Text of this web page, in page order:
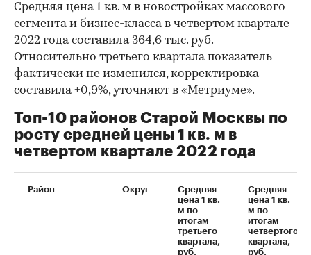
Средняя цена 1 кв. м в новостройках массового
сегмента и бизнес-класса в четвертом квартале
2022 года составила 364,6 тыс. руб.
Относительно третьего квартала показатель
фактически не изменился, корректировка
составила +0,9%, уточняют в «Метриуме».
Топ-10 районов Старой Москвы по
росту средней цены 1 кв. м в
четвертом квартале 2022 года
Район Округ
Средняя
цена 1 кв.
м по
итогам
третьего
квартала,
руб.
Средняя
цена 1 кв.
м по
итогам
четвертого
квартала,
руб.